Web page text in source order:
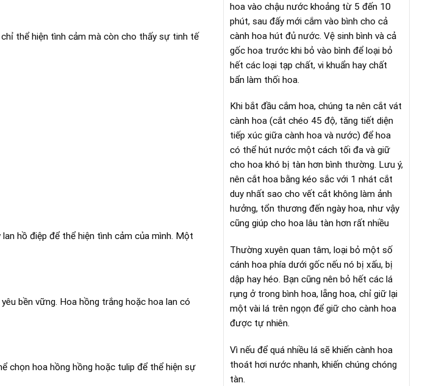
thể hiện tình cảm mà còn cho thấy sự tinh tế
hồ điệp để thể hiện tình cảm của mình. Một
bền vững. Hoa hồng trắng hoặc hoa lan có
chọn hoa hồng hồng hoặc tulip để thể hiện sự
hoa vào chậu nước khoảng từ 5 đến 10
phút, sau đấy mới cắm vào bình cho cả
cành hoa hút đủ nước. Vệ sinh bình và cả
gốc hoa trước khi bỏ vào bình để loại bỏ
hết các loại tạp chất, vi khuẩn hay chất
bẩn làm thối hoa.
Khi bắt đầu cắm hoa, chúng ta nên cắt vát
cành hoa (cắt chéo 45 độ, tăng tiết diện
tiếp xúc giữa cành hoa và nước) để hoa
có thể hút nước một cách tối đa và giữ
cho hoa khó bị tàn hơn bình thường. Lưu ý,
nên cắt hoa bằng kéo sắc với 1 nhát cắt
duy nhất sao cho vết cắt không làm ảnh
hưởng, tổn thương đến ngày hoa, như vậy
cũng giúp cho hoa lâu tàn hơn rất nhiều
Thường xuyên quan tâm, loại bỏ một số
cánh hoa phía dưới gốc nếu nó bị xấu, bị
dập hay héo. Bạn cũng nên bỏ hết các lá
rụng ở trong bình hoa, lẵng hoa, chỉ giữ lại
một vài lá trên ngọn để giữ cho cành hoa
được tự nhiên.
Vì nếu để quá nhiều lá sẽ khiến cành hoa
thoát hơi nước nhanh, khiến chúng chóng
tàn.